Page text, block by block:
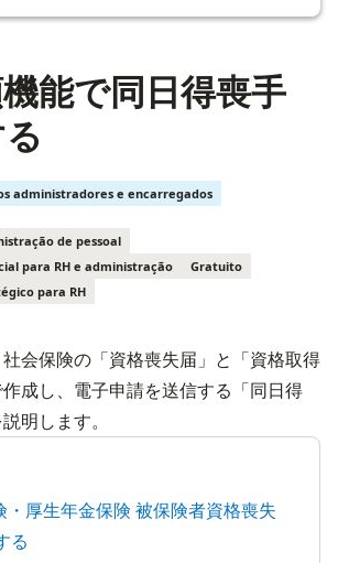
能で同日得喪手
administradores e encarregados
de pessoal
para RH e administração
Gratuito
para RH
会保険の「資格喪失届」と「資格取得
成し、電子申請を送信する「同日得
明します。
・厚生年金保険 被保険者資格喪失
る